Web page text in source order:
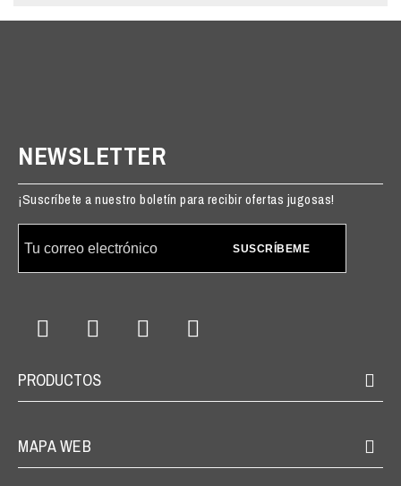
NEWSLETTER
¡Suscríbete a nuestro boletín para recibir ofertas jugosas!
SUSCRÍBEME
PRODUCTOS
MAPA WEB